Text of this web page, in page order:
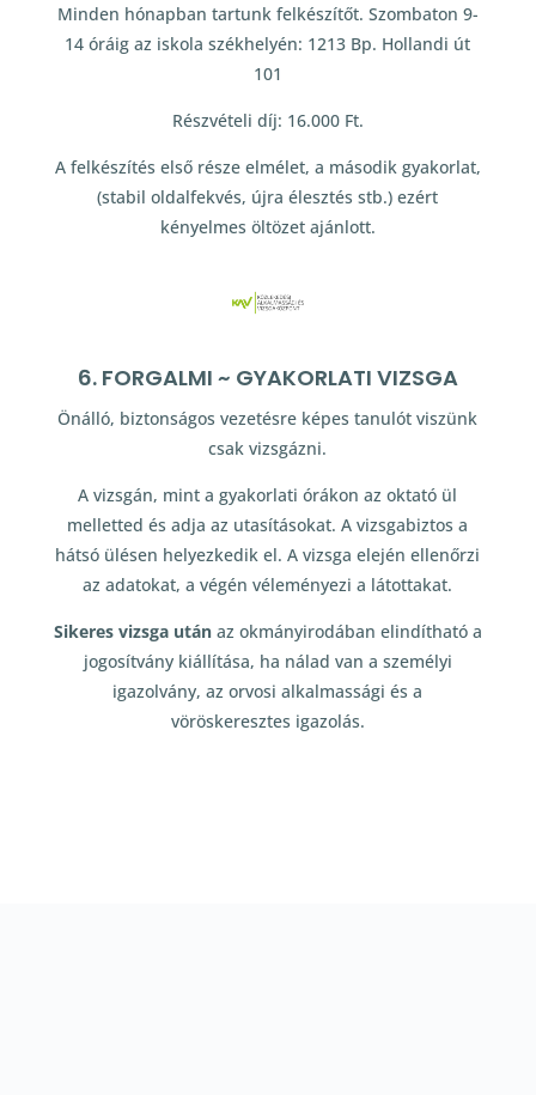
Minden hónapban tartunk felkészítőt. Szombaton 9-
14 óráig az iskola székhelyén: 1213 Bp. Hollandi út
101
Részvételi díj: 16.000 Ft.
A felkészítés első része elmélet, a második gyakorlat,
(stabil oldalfekvés, újra élesztés stb.) ezért
kényelmes öltözet ajánlott.
6. FORGALMI ~ GYAKORLATI VIZSGA
Önálló, biztonságos vezetésre képes tanulót viszünk
csak vizsgázni.
A vizsgán, mint a gyakorlati órákon az oktató ül
melletted és adja az utasításokat. A vizsgabiztos a
hátsó ülésen helyezkedik el. A vizsga elején ellenőrzi
az adatokat, a végén véleményezi a látottakat.
Sikeres vizsga utánaz okmányirodában elindítható a
jogosítvány kiállítása, ha nálad van a személyi
igazolvány, az orvosi alkalmassági és a
vöröskeresztes igazolás.